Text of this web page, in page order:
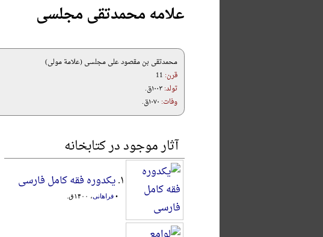
علامه محمدتقی مجلسی
محمدتقی بن مقصود علی مجلسی (علامة مولی)
قرن:
تولد:۱۰۰۳ق.
وفات:
آثار موجود در کتابخانه
۱. یکدوره فقه کامل فارسی
• فراهانی، ۱۴۰۰ق.